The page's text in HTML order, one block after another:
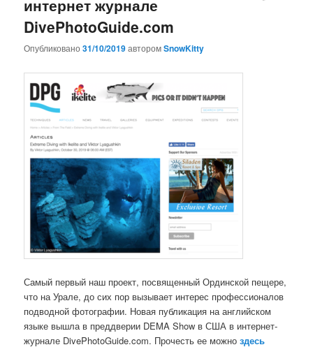
интернет журнале
DivePhotoGuide.com
Опубликовано31/10/2019авторомSnowKitty
Самый первый наш проект, посвященный Ординской пещере,
что на Урале, до сих пор вызывает интерес профессионалов
подводной фотографии. Новая публикация на английском
языке вышла в преддверии DEMA Show в США в интернет-
журнале DivePhotoGuide.com. Прочесть ее можноздесь